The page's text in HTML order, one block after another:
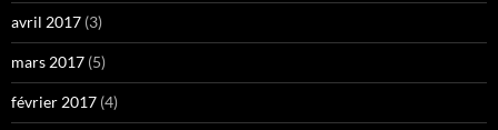
avril 2017 (3)
mars 2017 (5)
février 2017 (4)